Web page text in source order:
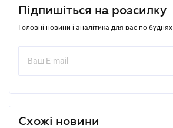
Підпишіться на розсилку
Головні новини і аналітика для вас по буднях
Схожі новини